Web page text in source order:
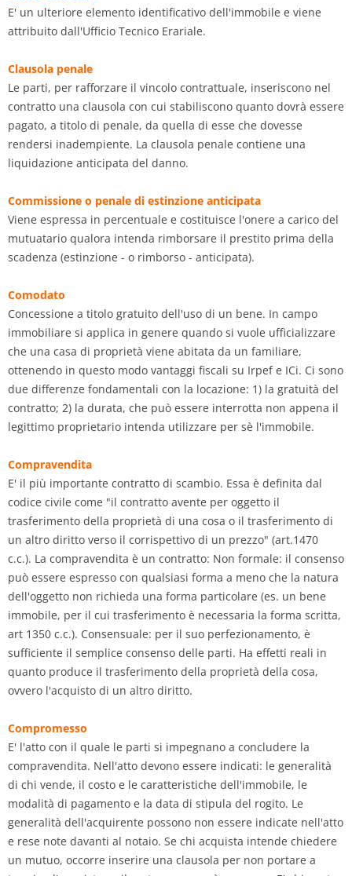
E' un ulteriore elemento identificativo dell'immobile e viene
attribuito dall'Ufficio Tecnico Erariale.
Clausola penale
Le parti, per rafforzare il vincolo contrattuale, inseriscono nel
contratto una clausola con cui stabiliscono quanto dovrà essere
pagato, a titolo di penale, da quella di esse che dovesse
rendersi inadempiente. La clausola penale contiene una
liquidazione anticipata del danno.
Commissione o penale di estinzione anticipata
Viene espressa in percentuale e costituisce l'onere a carico del
mutuatario qualora intenda rimborsare il prestito prima della
scadenza (estinzione - o rimborso - anticipata).
Comodato
Concessione a titolo gratuito dell'uso di un bene. In campo
immobiliare si applica in genere quando si vuole ufficializzare
che una casa di proprietà viene abitata da un familiare,
ottenendo in questo modo vantaggi fiscali su Irpef e ICi. Ci sono
due differenze fondamentali con la locazione: 1) la gratuità del
contratto; 2) la durata, che può essere interrotta non appena il
legittimo proprietario intenda utilizzare per sè l'immobile.
Compravendita
E' il più importante contratto di scambio. Essa è definita dal
codice civile come "il contratto avente per oggetto il
trasferimento della proprietà di una cosa o il trasferimento di
un altro diritto verso il corrispettivo di un prezzo" (art.1470
c.c.). La compravendita è un contratto: Non formale: il consenso
può essere espresso con qualsiasi forma a meno che la natura
dell'oggetto non richieda una forma particolare (es. un bene
immobile, per il cui trasferimento è necessaria la forma scritta,
art 1350 c.c.). Consensuale: per il suo perfezionamento, è
sufficiente il semplice consenso delle parti. Ha effetti reali in
quanto produce il trasferimento della proprietà della cosa,
ovvero l'acquisto di un altro diritto.
Compromesso
E' l'atto con il quale le parti si impegnano a concludere la
compravendita. Nell'atto devono essere indicati: le generalità
di chi vende, il costo e le caratteristiche dell'immobile, le
modalità di pagamento e la data di stipula del rogito. Le
generalità dell'acquirente possono non essere indicate nell'atto
e rese note davanti al notaio. Se chi acquista intende chiedere
un mutuo, occorre inserire una clausola per non portare a